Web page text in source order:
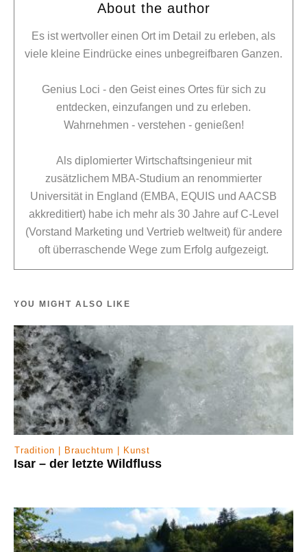
About the author
Es ist wertvoller einen Ort im Detail zu erleben, als
viele kleine Eindrücke eines unbegreifbaren Ganzen.
Genius Loci - den Geist eines Ortes für sich zu
entdecken, einzufangen und zu erleben.
Wahrnehmen - verstehen - genießen!
Als diplomierter Wirtschaftsingenieur mit
zusätzlichem MBA-Studium an renommierter
Universität in England (EMBA, EQUIS und AACSB
akkreditiert) habe ich mehr als 30 Jahre auf C-Level
(Vorstand Marketing und Vertrieb weltweit) für andere
oft überraschende Wege zum Erfolg aufgezeigt.
YOU MIGHT ALSO LIKE
Tradition | Brauchtum | Kunst
Isar – der letzte Wildfluss